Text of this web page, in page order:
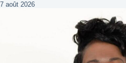
7 août 2026